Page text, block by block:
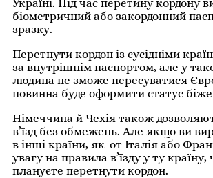
Україні. Під час перетину кордону
біометричний або закордонний
зразку.
Перетнути кордон із сусідніми
за внутрішнім паспортом, але у
людина не зможе пересуватися
повинна буде оформити статус
Німеччина й Чехія також
в’їзд без обмежень. Але якщо ви
в інші країни, як-от Італія або
увагу на правила в’їзду у ту
плануєте перетнути кордон.